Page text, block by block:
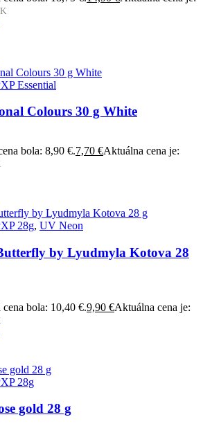
Essential
Colours 30 g White
bola: 8,90 €.7,70 €Aktuálna cena je:
28g, UV Neon
by Lyudmyla Kotova 28
cena bola: 10,40 €.9,90 €Aktuálna cena je:
28g
gold 28 g